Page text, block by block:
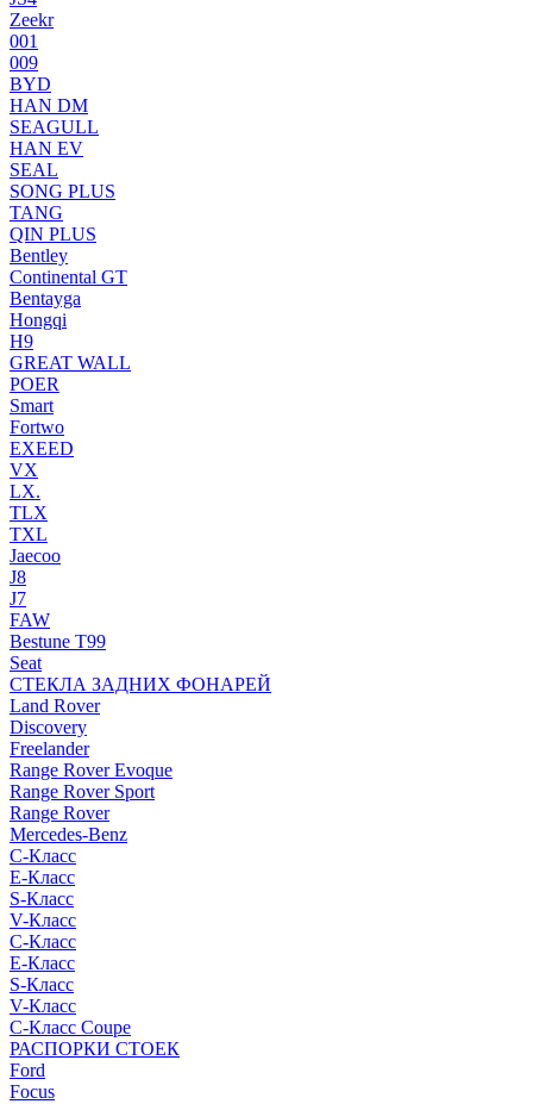
Zeekr
001
009
BYD
HAN DM
SEAGULL
HAN EV
SEAL
SONG PLUS
TANG
QIN PLUS
Bentley
Continental GT
Bentayga
Hongqi
H9
GREAT WALL
POER
Smart
Fortwo
EXEED
VX
LX.
TLX
TXL
Jaecoo
J8
J7
FAW
Bestune T99
Seat
СТЕКЛА ЗАДНИХ ФОНАРЕЙ
Land Rover
Discovery
Freelander
Range Rover Evoque
Range Rover Sport
Range Rover
Mercedes-Benz
C-Класс
E-Класс
S-Класс
V-Класс
C-Класс
E-Класс
S-Класс
V-Класс
C-Класс Coupe
РАСПОРКИ СТОЕК
Ford
Focus